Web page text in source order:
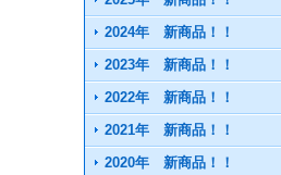
2024年 新商品！！
2023年 新商品！！
2022年 新商品！！
2021年 新商品！！
2020年 新商品！！